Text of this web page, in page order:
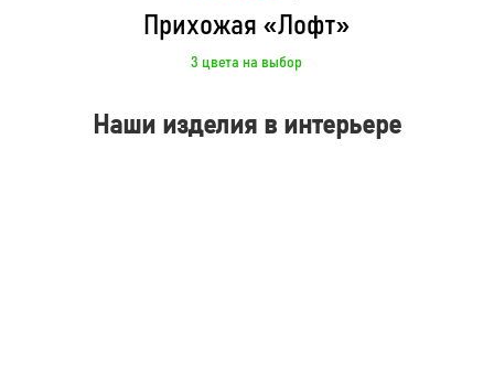
Прихожая «Лофт»
3 цвета на выбор
Наши изделия в интерьере